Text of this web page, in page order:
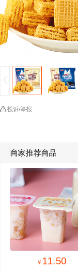
投诉/举报
商家推荐商品
￥ 11.50